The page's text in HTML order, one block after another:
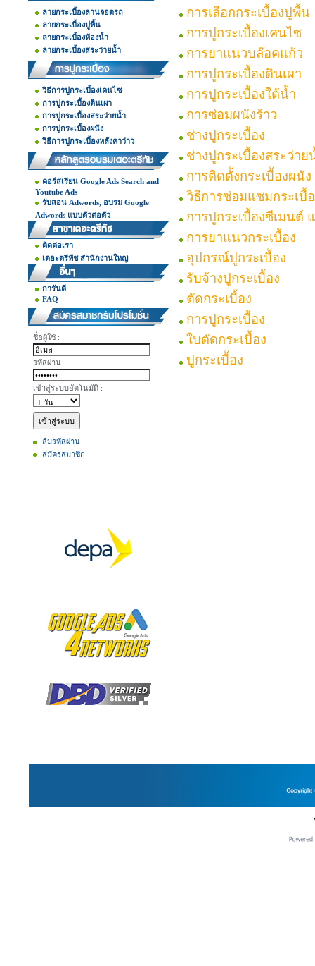
ลายกระเบื้องลานจอดรถ
ลายกระเบื้องปูพื้น
ลายกระเบื้องห้องน้ำ
ลายกระเบื้องสระว่ายน้ำ
วิธีการปูกระเบื้องเคนไซ
การปูกระเบื้องดินเผา
การปูกระเบื้องสระว่ายน้ำ
การปูกระเบื้องผนัง
วิธีการปูกระเบื้องหลังคาว่าว
คอร์สเรียน Google Ads Search and
Youtube Ads
รับสอน Adwords, อบรม Google
Adwords แบบตัวต่อตัว
ติดต่อเรา
เดอะตรีทัช สำนักงานใหญ่
การันตี
FAQ
ชื่อผู้ใช้ :
รหัสผ่าน :
เข้าสู่ระบบอัตโนมัติ :
ลืมรหัสผ่าน
สมัครสมาชิก
การเลือกกระเบื้องปูพื้น
การปูกระเบื้องเคนไซ
การยาแนวบล๊อคแก้ว
การปูกระเบื้องดินเผา
การปูกระเบื้องใต้น้ำ
การซ่อมผนังร้าว
ช่างปูกระเบื้อง
ช่างปูกระเบื้องสระว่าย
การติดตั้งกระเบื้องผนัง
วิธีการซ่อมแซมกระเบื้
การปูกระเบื้องซีเมนต์
การยาแนวกระเบื้อง
อุปกรณ์ปูกระเบื้อง
รับจ้างปูกระเบื้อง
ตัดกระเบื้อง
การปูกระเบื้อง
ใบตัดกระเบื้อง
ปูกระเบื้อง